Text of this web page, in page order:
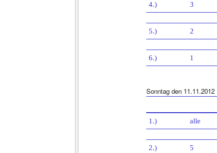
4.) 3
5.) 2
6.) 1
Sonntag den 11.11.2012
1.) alle
2.) 5